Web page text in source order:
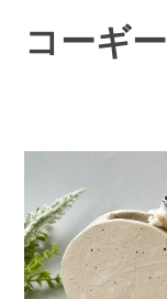
コーギー